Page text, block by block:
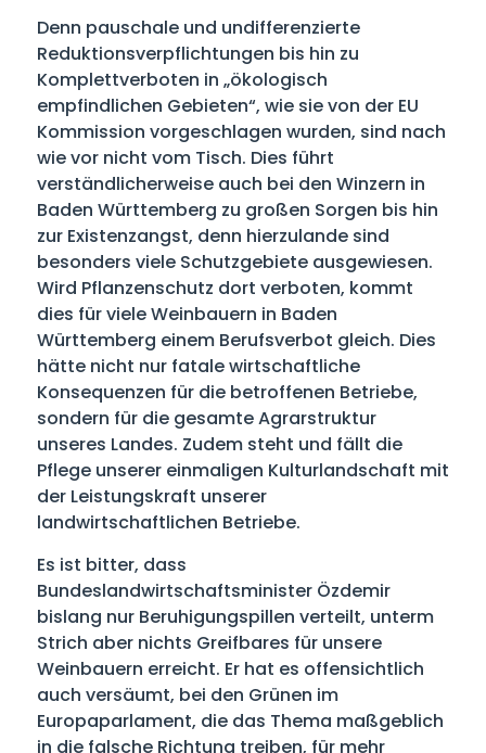
Denn pauschale und undifferenzierte
Reduktionsverpflichtungen bis hin zu
Komplettverboten in „ökologisch
empfindlichen Gebieten“, wie sie von der EU
Kommission vorgeschlagen wurden, sind nach
wie vor nicht vom Tisch. Dies führt
verständlicherweise auch bei den Winzern in
Baden Württemberg zu großen Sorgen bis hin
zur Existenzangst, denn hierzulande sind
besonders viele Schutzgebiete ausgewiesen.
Wird Pflanzenschutz dort verboten, kommt
dies für viele Weinbauern in Baden
Württemberg einem Berufsverbot gleich. Dies
hätte nicht nur fatale wirtschaftliche
Konsequenzen für die betroffenen Betriebe,
sondern für die gesamte Agrarstruktur
unseres Landes. Zudem steht und fällt die
Pflege unserer einmaligen Kulturlandschaft mit
der Leistungskraft unserer
landwirtschaftlichen Betriebe.
Es ist bitter, dass
Bundeslandwirtschaftsminister Özdemir
bislang nur Beruhigungspillen verteilt, unterm
Strich aber nichts Greifbares für unsere
Weinbauern erreicht. Er hat es offensichtlich
auch versäumt, bei den Grünen im
Europaparlament, die das Thema maßgeblich
in die falsche Richtung treiben, für mehr